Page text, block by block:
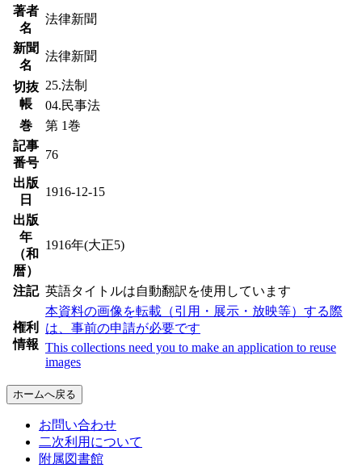
著者
名
法律新聞
新聞
名
法律新聞
切抜
帳
25.法制
04.民事法
巻
第 1巻
記事
番号
76
出版
日
1916-12-15
出版
年
（和
暦）
1916年(大正5)
注記 英語タイトルは自動翻訳を使用しています
権利
情報
本資料の画像を転載（引用・展示・放映等）する際
は、事前の申請が必要です
This collections need you to make an application to reuse
images
ホームへ戻る
お問い合わせ
二次利用について
附属図書館